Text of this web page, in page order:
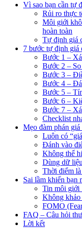
Vì sao bạn cần tự
Rủi ro thực
Môi giới
hoàn toàn
Tự định giá
7 bước tự định giá
Bước 1 –
Bước 2 –
Bước 3 –
Bước 4 –
Bước 5 –
Bước 6 –
Bước 7 –
Checklist
Mẹo đàm phán
Luôn có
Đánh vào
Không thể
Dùng dữ
Thời điểm
Sai lầm khiến bạn
Tin môi giới
Không khảo
FOMO
FAQ – Câu hỏi
Lời kết